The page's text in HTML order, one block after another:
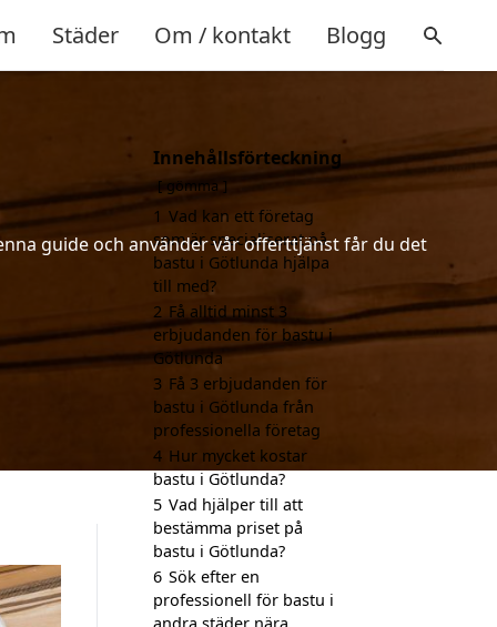
Städer Om / kontakt Blogg
guide och använder vår offerttjänst får du det
Innehållsförteckning
gömma
1 Vad kan ett företag
som är specialiserat på
bastu i Götlunda hjälpa
till med?
2 Få alltid minst 3
erbjudanden för bastu i
Götlunda
3 Få 3 erbjudanden för
bastu i Götlunda från
professionella företag
4 Hur mycket kostar
bastu i Götlunda?
5 Vad hjälper till att
bestämma priset på
bastu i Götlunda?
6 Sök efter en
professionell för bastu i